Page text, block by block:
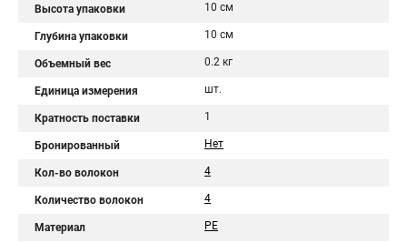
Высота упаковки 10 см
Глубина упаковки 10 см
Объемный вес 0.2 кг
Единица измерения шт.
Кратность поставки 1
Бронированный Нет
Кол-во волокон 4
Количество волокон 4
Материал PE